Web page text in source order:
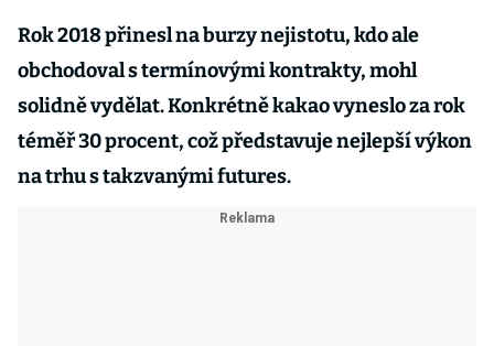
Rok 2018 přinesl na burzy nejistotu, kdo ale
obchodoval s termínovými kontrakty, mohl
solidně vydělat. Konkrétně kakao vyneslo za rok
téměř 30 procent, což představuje nejlepší výkon
na trhu s takzvanými futures.